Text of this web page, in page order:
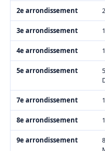
2e arrondissement
3e arrondissement
4e arrondissement
5e arrondissement
7e arrondissement
8e arrondissement
9e arrondissement